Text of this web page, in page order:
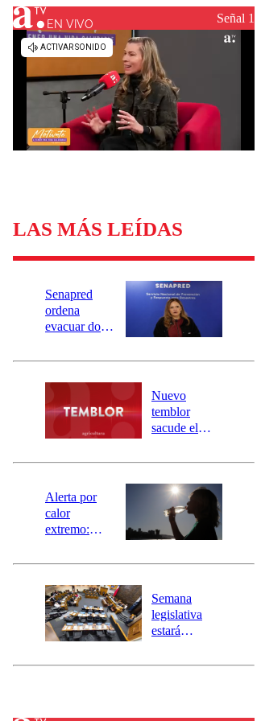
Universidad de Chile
Sustentabilidad
EN VIVO Señal 1
LAS MÁS LEÍDAS
Senapred
ordena
evacuar dos
Carahue por
río Damas:
activa
mensajería
SAE
Nuevo
temblor
sacude el
revisa la
epicentro
Alerta por
calor
extremo:
activa Alerta
Preventiva en
tres comunas
Semana
legislativa
estará
el fin de la